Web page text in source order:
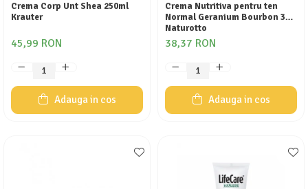
Crema Corp Unt Shea 250ml
Krauter
45,99 RON
Adauga in cos
Crema Nutritiva pentru ten
Normal Geranium Bourbon 30g
Naturotto
38,37 RON
Adauga in cos